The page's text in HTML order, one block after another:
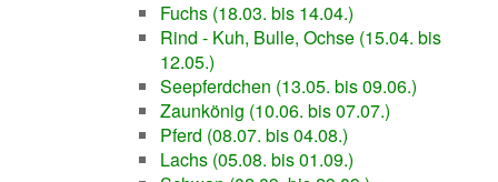
Fuchs (18.03. bis 14.04.)
Rind - Kuh, Bulle, Ochse (15.04. bis
12.05.)
Seepferdchen (13.05. bis 09.06.)
Zaunkönig (10.06. bis 07.07.)
Pferd (08.07. bis 04.08.)
Lachs (05.08. bis 01.09.)